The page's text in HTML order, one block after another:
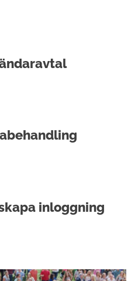
inloggning